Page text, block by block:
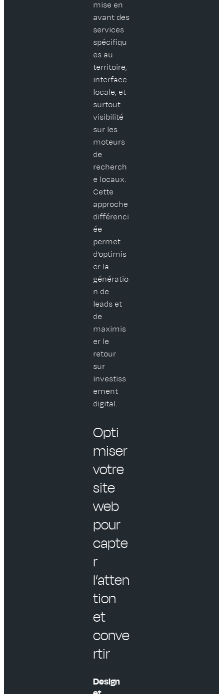
mise en
avant des
services
spécifiqu
es au
territoire,
interface
locale, et
surtout
visibilité
sur les
moteurs
de
recherch
e locaux.
Cette
approche
différenci
ée
permet
d’optimis
er la
génératio
n de
leads et
de
maximis
er le
retour
sur
investiss
ement
digital.
Opti
miser
votre
site
web
pour
capte
r
l’atten
tion
et
conve
rtir
Design